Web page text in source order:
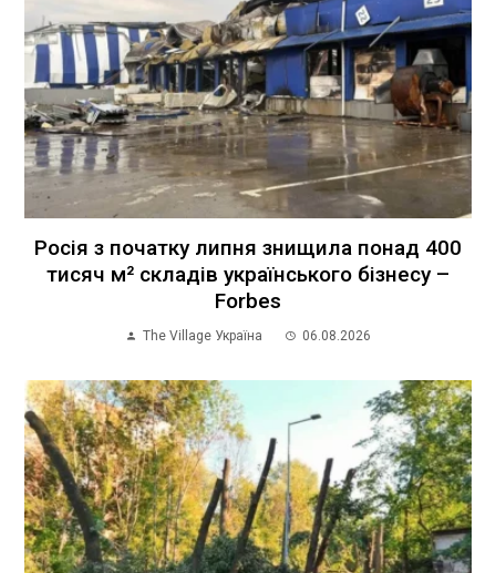
Росія з початку липня знищила понад 400
тисяч м² складів українського бізнесу –
Forbes
The Village Україна 06.08.2026